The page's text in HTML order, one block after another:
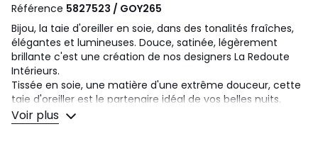
Référence 5827523 / GOY265
Bijou, la taie d'oreiller en soie, dans des tonalités fraîches,
élégantes et lumineuses. Douce, satinée, légèrement
brillante c'est une création de nos designers La Redoute
Intérieurs.
Tissée en soie, une matière d'une extrême douceur, cette
taie d'oreiller est le partenaire idéal de vos belles nuits.
Description
Voir plus